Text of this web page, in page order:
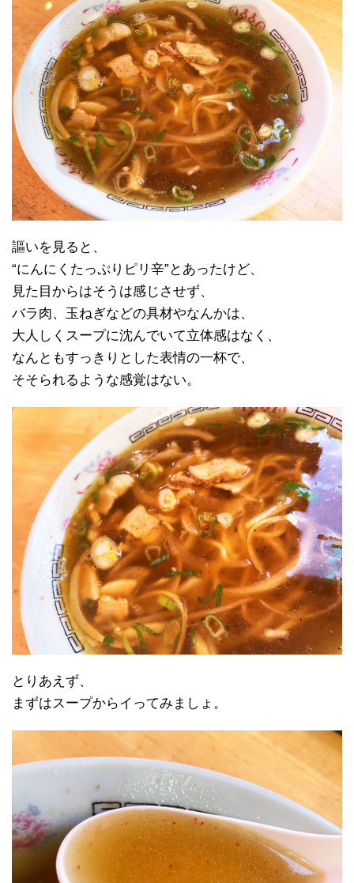
謳いを見ると、
“にんにくたっぷりピリ辛”とあったけど、
見た目からはそうは感じさせず、
バラ肉、玉ねぎなどの具材やなんかは、
大人しくスープに沈んでいて立体感はなく、
なんともすっきりとした表情の一杯で、
そそられるような感覚はない。
とりあえず、
まずはスープからイってみましょ。